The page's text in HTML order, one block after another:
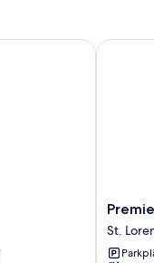
Premier
Inn
Lübeck
City
St.
Premier